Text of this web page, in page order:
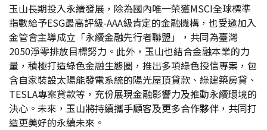
玉山長期投入永續發展，除為國內唯一榮獲MSCI全球標準
指數給予ESG最高評級-AAA級肯定的金融機構，也受邀加入
金管會主導成立「永續金融先行者聯盟」，共同為臺灣
2050淨零排放目標努力。此外，玉山也結合金融本業的力
量，積極打造綠色金融生態圈，推出多項綠色授信專案，包
含自家裝設太陽能發電系統的陽光屋頂貸款、綠建築房貸、
TESLA專案貸款等，充份展現金融影響力及推動永續環境的
決心。未來，玉山將持續攜手顧客及更多合作夥伴，共同打
造更美好的永續未來。